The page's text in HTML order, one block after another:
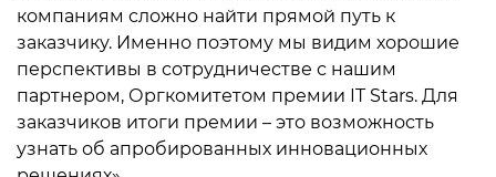
компаниям сложно найти прямой путь к
заказчику. Именно поэтому мы видим хорошие
перспективы в сотрудничестве с нашим
партнером, Оргкомитетом премии IT Stars. Для
заказчиков итоги премии – это возможность
узнать об апробированных инновационных